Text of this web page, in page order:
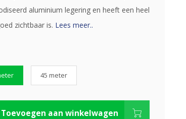
aluminium legering en heeft een heel
zichtbaar is. Lees meer..
45 meter
Toevoegen aan winkelwagen